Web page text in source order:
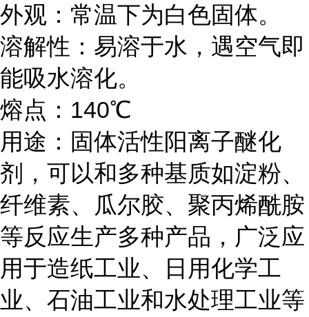
外观：常温下为白色固体。
溶解性：易溶于水，遇空气即
能吸水溶化。
熔点：140℃
用途：固体活性阳离子醚化
剂，可以和多种基质如淀粉、
纤维素、瓜尔胶、聚丙烯酰胺
等反应生产多种产品，广泛应
用于造纸工业、日用化学工
业、石油工业和水处理工业等